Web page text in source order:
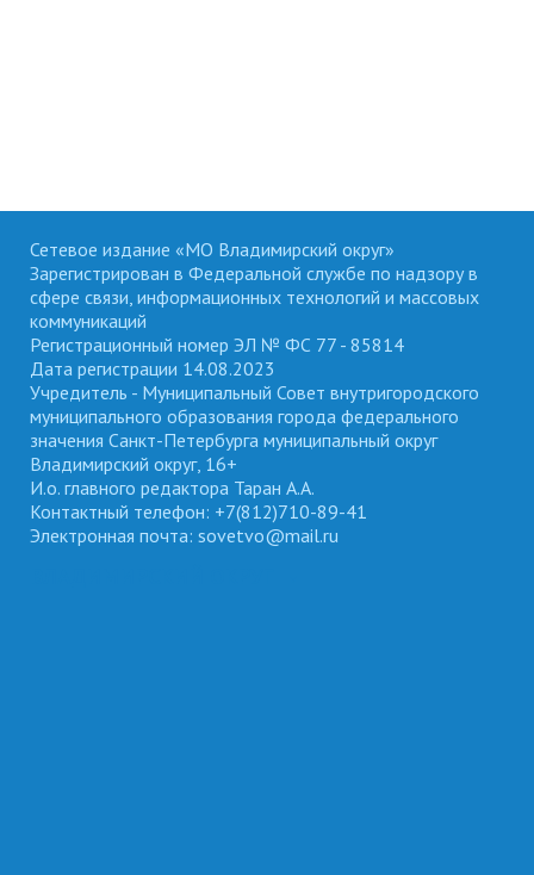
Сетевое издание «МО Владимирский округ»
Зарегистрирован в Федеральной службе по надзору в
сфере связи, информационных технологий и массовых
коммуникаций
Регистрационный номер ЭЛ № ФС 77 - 85814
Дата регистрации 14.08.2023
Учредитель - Муниципальный Совет внутригородского
муниципального образования города федерального
значения Санкт-Петербурга муниципальный округ
Владимирский округ, 16+
И.о. главного редактора Таран А.А.
Контактный телефон: +7(812)710-89-41
Электронная почта: sovetvo@mail.ru